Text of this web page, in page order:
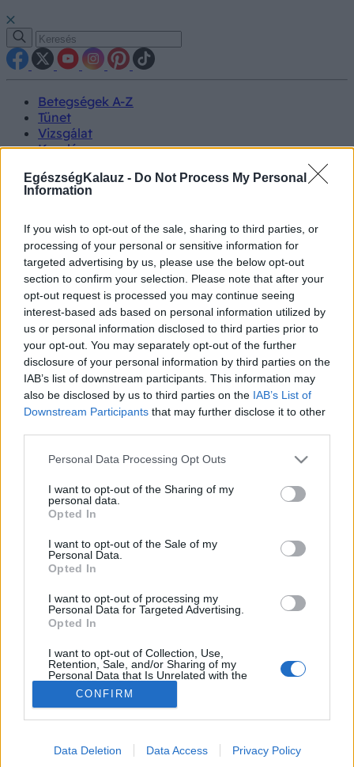
EgészségKalauz - Do Not Process My Personal
Information
If you wish to opt-out of the sale, sharing to third parties, or
processing of your personal or sensitive information for
targeted advertising by us, please use the below opt-out
section to confirm your selection. Please note that after your
opt-out request is processed you may continue seeing
interest-based ads based on personal information utilized by
us or personal information disclosed to third parties prior to
your opt-out. You may separately opt-out of the further
disclosure of your personal information by third parties on the
IAB’s list of downstream participants. This information may
also be disclosed by us to third parties on the IAB’s List of
Downstream Participants that may further disclose it to other
Please note that this website/app uses one or more Google
not limited to your visit or usage behaviour. You may click to
grant or deny consent to Google and its third-party tags to
use your data for below specified purposes in below Google
consent section.
Personal Data Processing Opt Outs
I want to opt-out of the Sharing of my
personal data.
Opted In
I want to opt-out of the Sale of my
Personal Data.
Opted In
I want to opt-out of processing my
Personal Data for Targeted Advertising.
Opted In
I want to opt-out of Collection, Use,
Retention, Sale, and/or Sharing of my
Personal Data that Is Unrelated with the
Purposes for which it was collected.
Opted Out
CONFIRM
Data Deletion Data Access Privacy Policy
Betegségek A-Z
Tünet
Vizsgálat
Kezelés
Kutatás
Prevenció
Videók
Kisállatok egészsége
#allergia #influenza#cukorbetegség
#orvosmeteorológia#vérnyomás #stroke#rákbetegség
#pajzsmirigy#reflux#ekcéma#herpesz
Regisztráció
Migrén
Migrén